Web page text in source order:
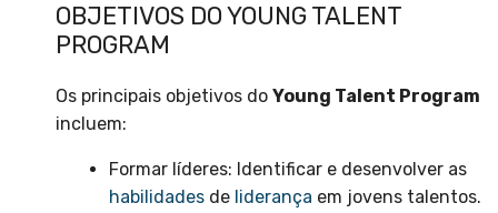
OBJETIVOS DO YOUNG TALENT
PROGRAM
Os principais objetivos do Young Talent Program
incluem:
Formar líderes: Identificar e desenvolver as
habilidades de liderança em jovens talentos.